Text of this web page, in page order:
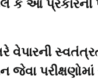
કે આ પ્રકારની
વેપારની
પરીક્ષણોમાં